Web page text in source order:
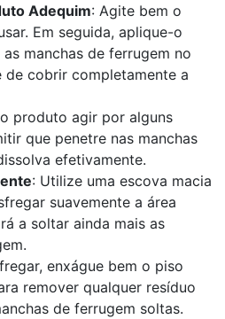
Adequim: Agite bem o
Em seguida, aplique-o
manchas de ferrugem no
de cobrir completamente a
produto agir por alguns
que penetre nas manchas
efetivamente.
: Utilize uma escova macia
suavemente a área
a soltar ainda mais as
enxágue bem o piso
remover qualquer resíduo
de ferrugem soltas.